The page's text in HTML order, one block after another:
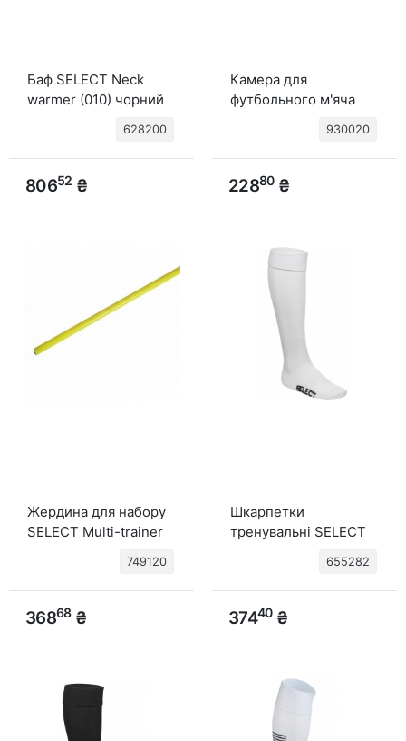
Баф SELECT Neck
warmer (010) чорний
628200
80652 ₴
Камера для
футбольного м'яча
(012) no colour, 2
930020
22880₴
Жердина для набору
SELECT Multi-trainer
749120
36868₴
Шкарпетки
тренувальні SELECT
v22 (000) білий
655282
37440₴